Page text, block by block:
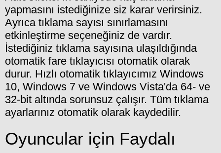
yapmasını istediğinize siz karar verirsiniz.
Ayrıca tıklama sayısı sınırlamasını
etkinleştirme seçeneğiniz de vardır.
İstediğiniz tıklama sayısına ulaşıldığında
otomatik fare tıklayıcısı otomatik olarak
durur. Hızlı otomatik tıklayıcımız Windows
10, Windows 7 ve Windows Vista'da 64- ve
32-bit altında sorunsuz çalışır. Tüm tıklama
ayarlarınız otomatik olarak kaydedilir.
Oyuncular için Faydalı